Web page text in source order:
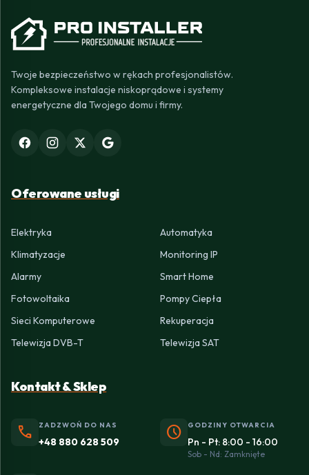
Twoje bezpieczeństwo w rękach profesjonalistów.
Kompleksowe instalacje niskoprądowe i systemy
energetyczne dla Twojego domu i firmy.
Oferowane usługi
Elektryka
Automatyka
Klimatyzacje
Monitoring IP
Alarmy
Smart Home
Fotowoltaika
Pompy Ciepła
Sieci Komputerowe
Rekuperacja
Telewizja DVB-T
Telewizja SAT
Kontakt & Sklep
phone ZADZWOŃ DO NAS
+48 880 628 509 schedule GODZINY OTWARCIA
Pn - Pt: 8:00 - 16:00
Sob - Nd: Zamknięte